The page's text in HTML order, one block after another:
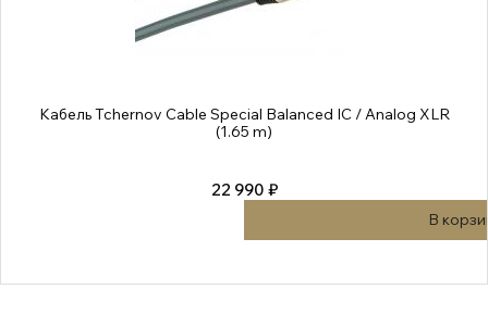
Кабель Tchernov Cable Special Balanced IC / Analog XLR
(1.65 m)
22 990 ₽
В